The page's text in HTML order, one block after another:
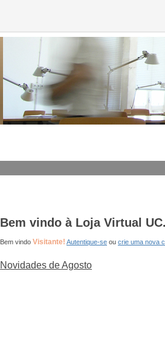
Bem vindo à Loja Virtual
Bem vindo Visitante! Autentique-se ou crie uma nova
Novidades de Agosto